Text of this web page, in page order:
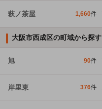
萩ノ茶屋 1,660件
大阪市西成区の町域から探す
旭 90件
岸里東 376件